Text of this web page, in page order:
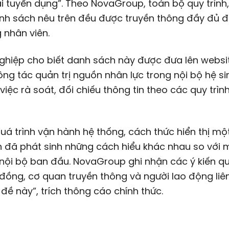
tuyển dụng”. Theo NovaGroup, toàn bộ quy
sách nêu trên đều được truyền thông đầy đủ
viên.
cho biết danh sách này được đưa lên
tác quản trị nguồn nhân lực trong nội bộ hệ
rà soát, đối chiếu thông tin theo các quy
trình vận hành hệ thống, cách thức hiển thị
đã phát sinh những cách hiểu khác nhau so với
bộ ban đầu. NovaGroup ghi nhận các ý kiến
cơ quan truyền thông và người lao động
này”, trích thông cáo chính thức.